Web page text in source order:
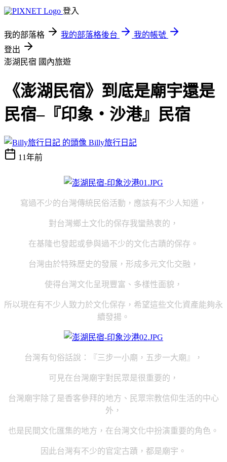
登入
我的部落格 我的部落格後台
我的帳號
登出
澎湖民宿 國內旅遊
《澎湖民宿》到底是廟宇還是
民宿–『印象‧沙港』民宿
Billy旅行日記
11年前
寫過不少的台灣傳統民俗活動，應該有不少人知道，
對台灣鄉土文化的保存我蠻熱衷的，
在基隆也發起或參與過不少的文化古蹟的保存。
台灣由於特殊歷史的發展，形成多元文化交融，
使得台灣文化呈現豐富、多樣性面貌，
所以現在有不少人致力於文化保存，希望這些文化資產能夠永
續發揚。
台灣有句俗話說：『三步一小廟，五步一大廟』，
可見在台灣廟宇對民眾是很重要的，
台灣廟宇除了是香客參拜的地方、民眾宗教信仰生活的中心
外，
也是民間文化匯集的地方，在台灣文化中扮演重要的角色。
因此台灣有不少的官定古蹟，都是廟宇。